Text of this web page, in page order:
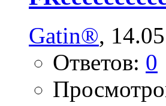
Gatin®,
Ответов: 0